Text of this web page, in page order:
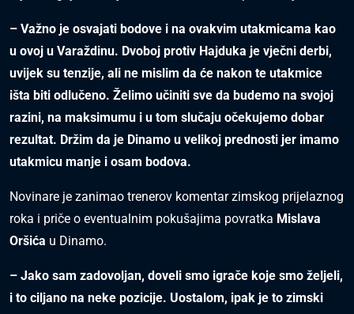
– Važno je osvajati bodove i na ovakvim utakmicama kao
u ovoj u Varaždinu. Dvoboj protiv Hajduka je vječni derbi,
uvijek su tenzije, ali ne mislim da će nakon te utakmice
išta biti odlučeno. Želimo učiniti sve da budemo na svojoj
razini, na maksimumu i u tom slučaju očekujemo dobar
rezultat. Držim da je Dinamo u velikoj prednosti jer imamo
utakmicu manje i osam bodova.
Novinare je zanimao trenerov komentar zimskog prijelaznog
roka i priče o eventualnim pokušajima povratka Mislava
Oršića u Dinamo.
– Jako sam zadovoljan, doveli smo igrače koje smo željeli,
i to ciljano na neke pozicije. Uostalom, ipak je to zimski